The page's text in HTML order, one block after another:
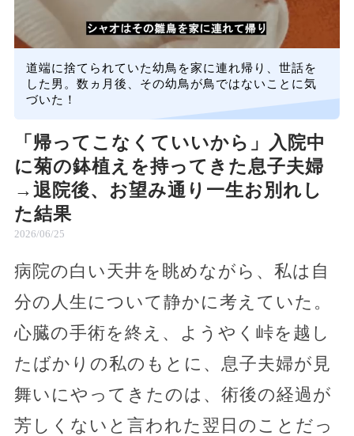
道端に捨てられていた幼鳥を家に連れ帰り、世話を
した男。数ヵ月後、その幼鳥が鳥ではないことに気
づいた！
「帰ってこなくていいから」入院中
に菊の鉢植えを持ってきた息子夫婦
→退院後、お望み通り一生お別れし
た結果
2026/06/25
病院の白い天井を眺めながら、私は自
分の人生について静かに考えていた。
心臓の手術を終え、ようやく峠を越し
たばかりの私のもとに、息子夫婦が見
舞いにやってきたのは、術後の経過が
芳しくないと言われた翌日のことだっ